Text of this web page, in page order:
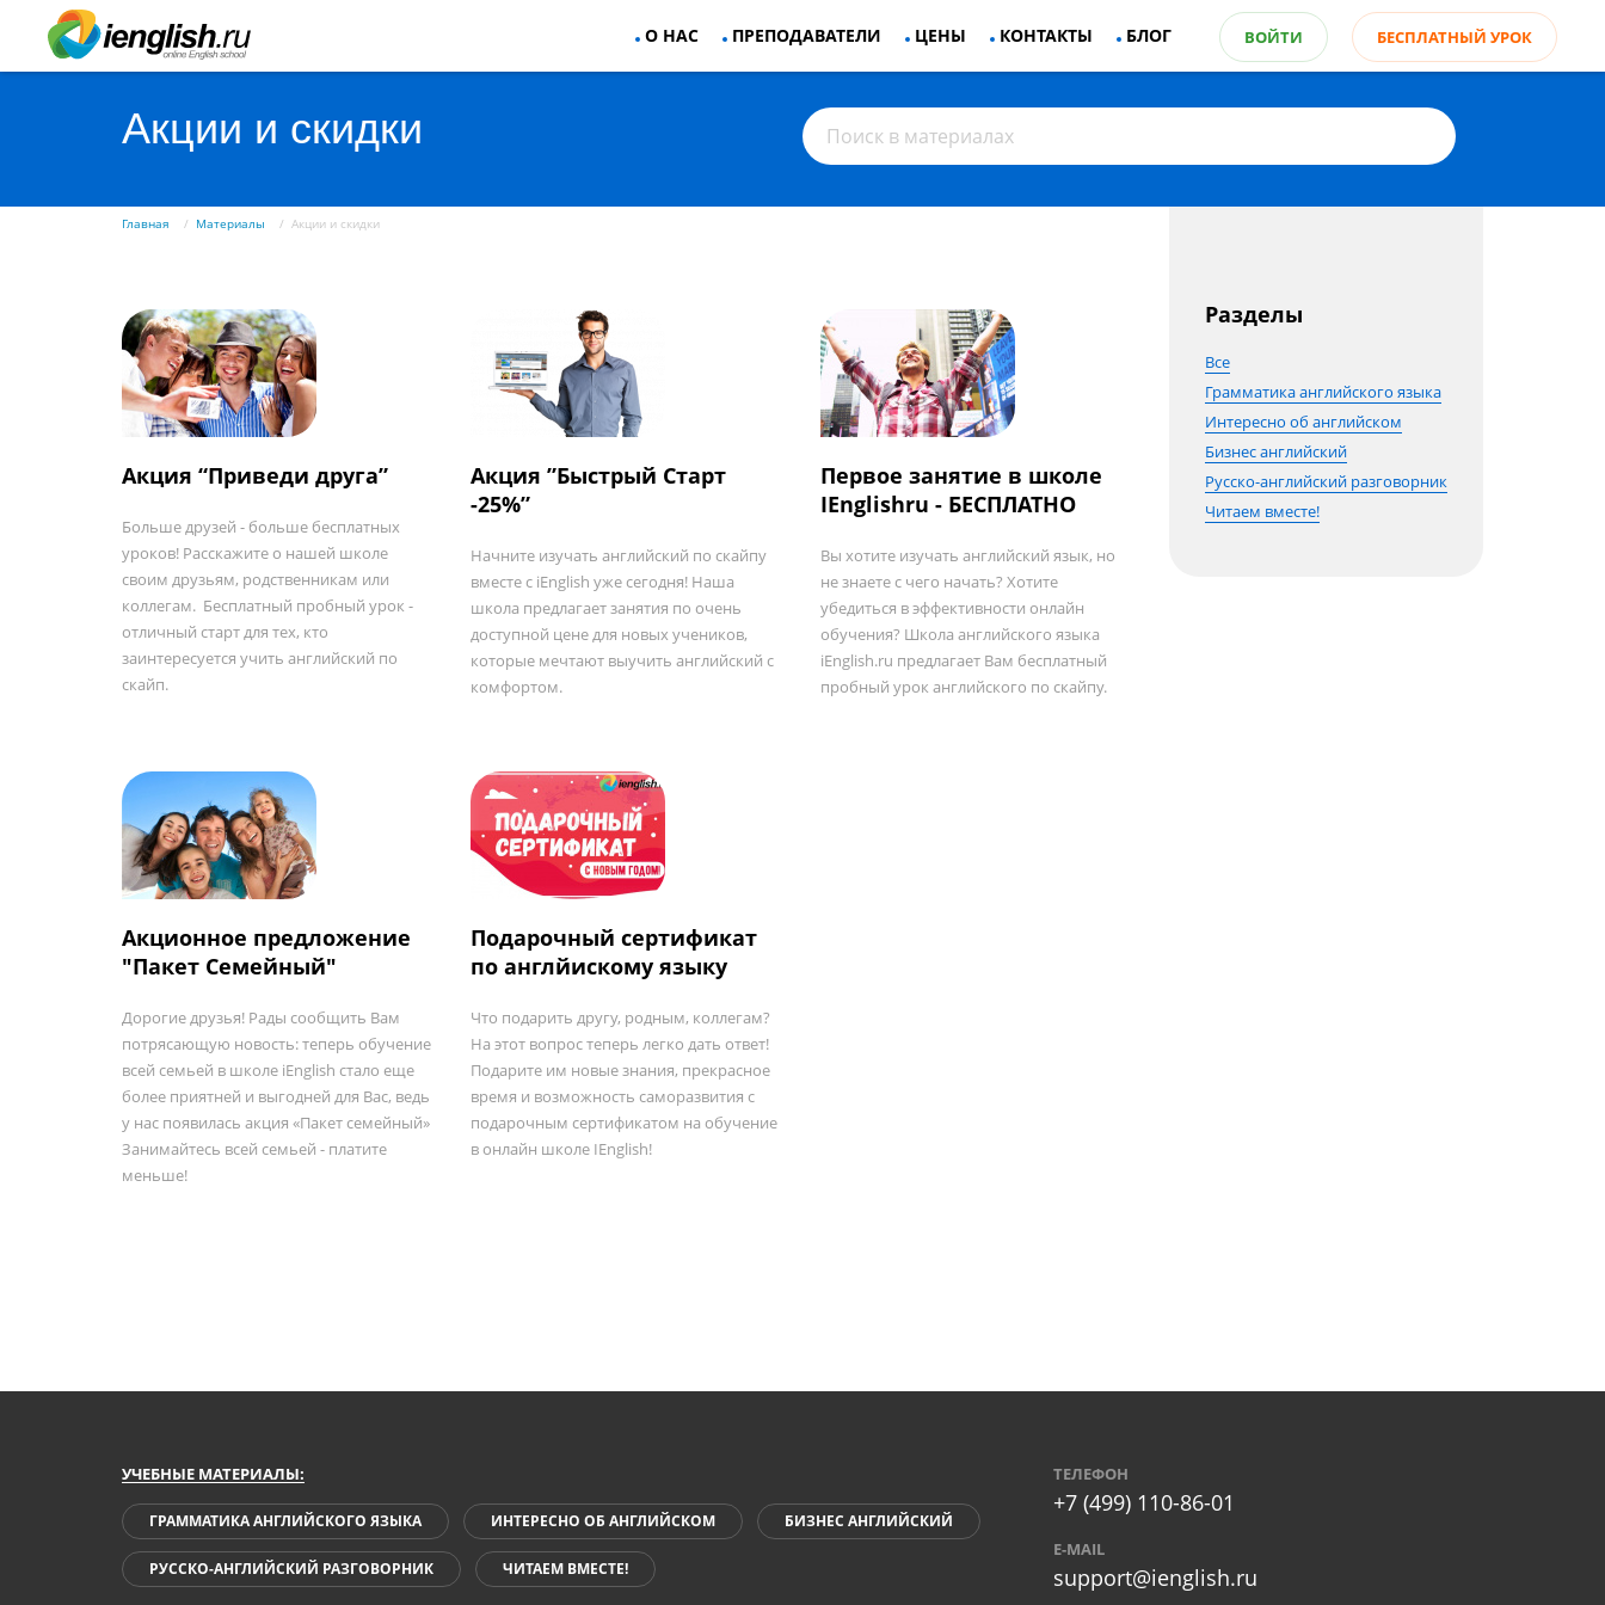
ВОЙТИ БЕСПЛАТНЫЙ УРОК
О НАС ПРЕПОДАВАТЕЛИ ЦЕНЫ КОНТАКТЫ БЛОГ
Акции и скидки
Главная Материалы Акции и скидки
Разделы
Все
Грамматика английского языка
Интересно об английском
Бизнес английский
Русско-английский разговорник
Читаем вместе!
Акция “Приведи друга”
Больше друзей - больше бесплатных
уроков! Расскажите о нашей школе
своим друзьям, родственникам или
коллегам. Бесплатный пробный урок -
отличный старт для тех, кто
заинтересуется учить английский по
скайп.
Акция ”Быстрый Старт
-25%”
Начните изучать английский по скайпу
вместе с iEnglish уже сегодня! Наша
школа предлагает занятия по очень
доступной цене для новых учеников,
которые мечтают выучить английский с
комфортом.
Первое занятие в школе
IEnglishru - БЕСПЛАТНО
Вы хотите изучать английский язык, но
не знаете с чего начать? Хотите
убедиться в эффективности онлайн
обучения? Школа английского языка
iEnglish.ru предлагает Вам бесплатный
пробный урок английского по скайпу.
Акционное предложение
"Пакет Семейный"
Дорогие друзья! Рады сообщить Вам
потрясающую новость: теперь обучение
всей семьей в школе iEnglish стало еще
более приятней и выгодней для Вас, ведь
у нас появилась акция «Пакет семейный»
Занимайтесь всей семьей - платите
меньше!
Подарочный сертификат
по англйискому языку
Что подарить другу, родным, коллегам?
На этот вопрос теперь легко дать ответ!
Подарите им новые знания, прекрасное
время и возможность саморазвития с
подарочным сертификатом на обучение
в онлайн школе IEnglish!
УЧЕБНЫЕ МАТЕРИАЛЫ:
ГРАММАТИКА АНГЛИЙСКОГО ЯЗЫКА ИНТЕРЕСНО ОБ АНГЛИЙСКОМ БИЗНЕС АНГЛИЙСКИЙ
РУССКО-АНГЛИЙСКИЙ РАЗГОВОРНИК ЧИТАЕМ ВМЕСТЕ!
ТЕЛЕФОН
+7 (499) 110-86-01
E-MAIL
support@ienglish.ru